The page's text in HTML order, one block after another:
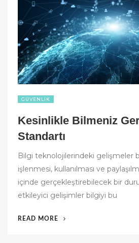
GÜVENLIK
Kesinlikle Bilmeniz
Standartı
Bilgi teknolojilerindeki gelişmeler
işlenmesi, kullanılması ve
içinde gerçekleştirebilecek bir
etkileyici gelişimler bilgiyi bu
READ MORE